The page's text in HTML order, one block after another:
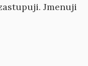
Jmenuji